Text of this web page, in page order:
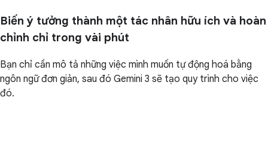
Biến ý tưởng thành một tác nhân hữu ích và hoàn
chỉnh chỉ trong vài phút
Bạn chỉ cần mô tả những việc mình muốn tự động hoá bằng
ngôn ngữ đơn giản, sau đó Gemini 3 sẽ tạo quy trình cho việc
đó.